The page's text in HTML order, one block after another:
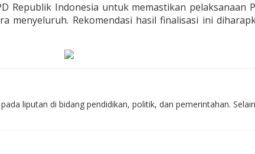
Republik Indonesia untuk memastikan pelaksanaan
menyeluruh. Rekomendasi hasil finalisasi ini
liputan di bidang pendidikan, politik, dan pemerintahan.